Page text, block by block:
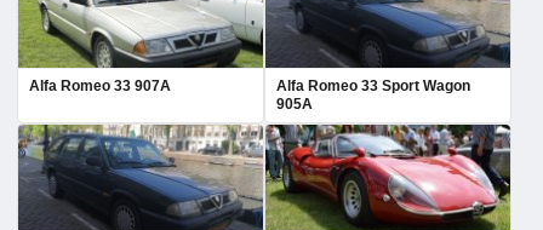
Alfa Romeo 33 907A
Alfa Romeo 33 Sport Wagon
905A